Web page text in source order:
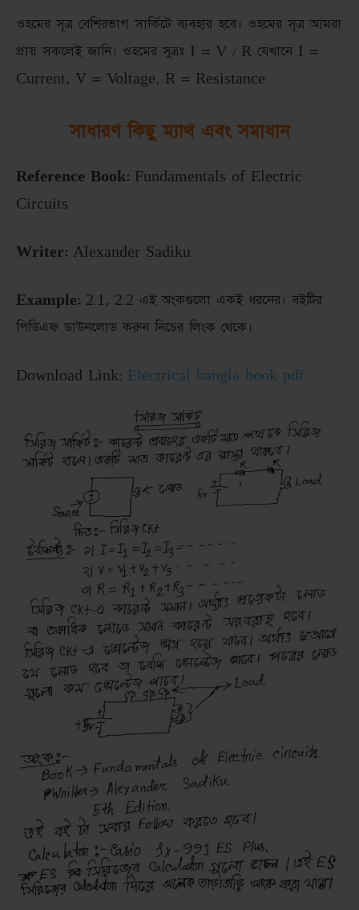
ওহমের সূত্র বেশিরভাগ সার্কিটে ব্যবহার হবে। ওহমের সূত্র আমরা
প্রায় সকলেই জানি। ওহমের সুত্রঃ I = V / R যেখানে I =
Current, V = Voltage, R = Resistance
সাধারণ কিছু ম্যাথ এবং সমাধান
Reference Book: Fundamentals of Electric
Circuits
Writer: Alexander Sadiku
Example: 2.1, 2.2 এই অংকগুলো একই ধরনের। বইটির
পিডিএফ ডাউনলোড করুন নিচের লিংক থেকে।
Download Link: Electrical bangla book pdf